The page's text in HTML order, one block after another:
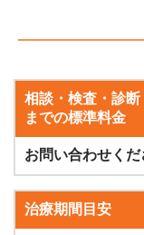
相談・検査・診断
までの標準料金
お問い合わせくだ
治療期間目安